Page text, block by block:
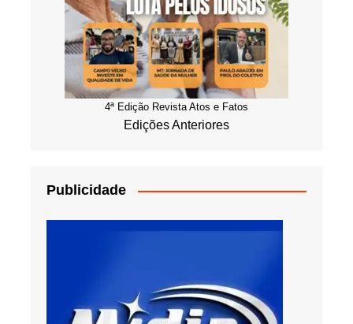
4ª Edição Revista Atos e Fatos
Edições Anteriores
Publicidade